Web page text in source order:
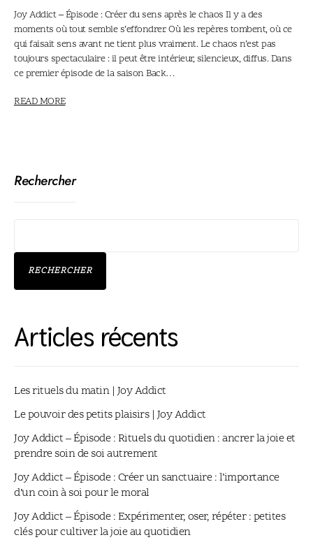
Joy Addict – Épisode : Créer du sens après le chaos Il y a des
moments où tout semble s’effondrer. Où les repères tombent, où ce
qui faisait sens avant ne tient plus vraiment. Le chaos n’est pas
toujours spectaculaire : il peut être intérieur, silencieux, diffus. Dans
ce premier épisode de la saison Back…
READ MORE
Rechercher
RECHERCHER
Articles récents
Les rituels du matin | Joy Addict
Le pouvoir des petits plaisirs | Joy Addict
Joy Addict – Épisode : Rituels du quotidien : ancrer la joie et
prendre soin de soi autrement
Joy Addict – Épisode : Créer un sanctuaire : l’importance
d’un coin à soi pour le moral
Joy Addict – Épisode : Expérimenter, oser, répéter : petites
clés pour cultiver la joie au quotidien